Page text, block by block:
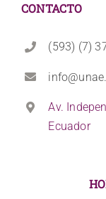
CONTACTO
(593) (7)
Av.
Ecuador